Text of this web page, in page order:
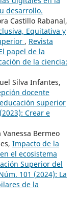
desarrollo.
Castillo Rabanal,
Equitativa y
, Revista
papel de la
de la ciencia:
Silva Infantes,
docente
superior
Crear e
Bermeo
Impacto de la
el ecosistema
Superior del
101 (2024): La
de la